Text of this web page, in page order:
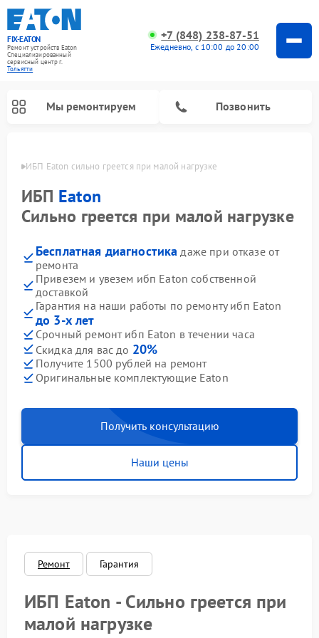
FIX-EATON
Ремонт устройств Eaton
Специализированный
cервисный центр г.
Тольятти
+7 (848) 238-87-51
Ежедневно, с 10:00 до 20:00
Мы ремонтируем Позвонить
ИБП Eaton сильно греется при малой нагрузке
ИБП Eaton
Сильно греется при малой нагрузке
Бесплатная диагностика даже при отказе от
ремонта
Привезем и увезем ибп Eaton собственной
доставкой
Гарантия на наши работы по ремонту ибп Eaton
до 3-х лет
Срочный ремонт ибп Eaton в течении часа
Скидка для вас до 20%
Получите 1500 рублей на ремонт
Оригинальные комплектующие Eaton
Получить консультацию
Наши цены
Ремонт Гарантия
ИБП Eaton - Сильно греется при
малой нагрузке